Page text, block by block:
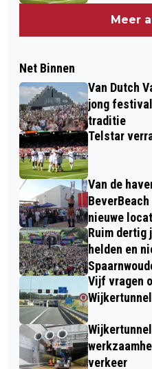
Meer
Net Binnen
Van Dutch
jong
traditie
Telstar
Van de
nieuwe
Ruim dertig
helden en
Vijf vragen
Wijkertunnel
verkeer